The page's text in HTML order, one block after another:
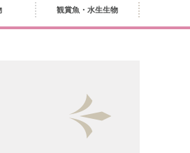
観賞魚・水生生物